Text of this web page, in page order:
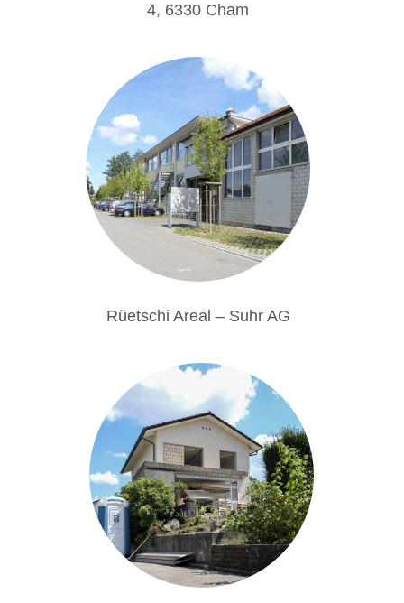
4, 6330 Cham
Rüetschi Areal – Suhr AG